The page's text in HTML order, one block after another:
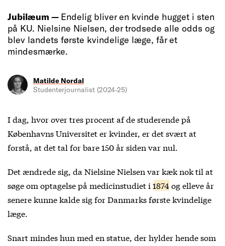
Jubilæum — Endelig bliver en kvinde hugget i sten
på KU. Nielsine Nielsen, der trodsede alle odds og
blev landets første kvindelige læge, får et
mindesmærke.
Matilde Nordal
Studenterjournalist (2024-25)
I dag, hvor over tres procent af de studerende på
Københavns Universitet er kvinder, er det svært at
forstå, at det tal for bare 150 år siden var nul.
Det ændrede sig, da Nielsine Nielsen var kæk nok til at
søge om optagelse på medicinstudiet i 1874og elleve år
senere kunne kalde sig for Danmarks første kvindelige
læge.
Snart mindes hun med en statue, der hylder hende som